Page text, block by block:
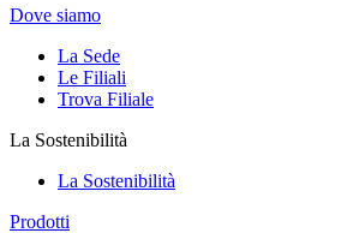
Dove siamo
La Sede
Le Filiali
Trova Filiale
La Sostenibilità
La Sostenibilità
Prodotti